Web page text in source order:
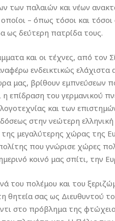
των παλαιών και νέων
οποίοι – όπως τόσοι και
ως δεύτερη πατρίδα τους.
και οι τέχνες, από τον
ενδεικτικώς
μας, βρίθουν εμπνεύσεων
η επίδραση του γερμανικού
και των
στην νεώτερη
μεγαλύτερης χώρας της
που γνώρισε χώρες
κοινό μας σπίτι, την
του πολέμου και του
θητεία σας ως Διευθυντού
στο πρόβλημα της